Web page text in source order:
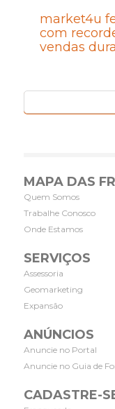
market4u
com
vendas
MAPA DAS
Quem Somos
Trabalhe Conosco
Onde Estamos
SERVIÇOS
Assessoria
Geomarketing
Expansão
ANÚNCIOS
Anuncie no Portal
Anuncie no Guia de
CADASTRE-